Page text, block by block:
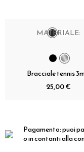
MATERIALE:
Bracciale tennis
25,00 €
Pagamento:puoi
o in contanti alla